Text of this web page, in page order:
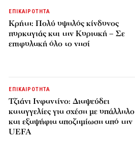
ΕΠΙΚΑΙΡΟΤΗΤΑ
Κρήτη: Πολύ υψηλός κίνδυνος
πυρκαγιάς και την Κυριακή – Σε
επιφυλακή όλο το νησί
ΕΠΙΚΑΙΡΟΤΗΤΑ
Τζιάνι Ινφαντίνο: Διαψεύδει
καταγγελίες για σχέση με υπάλληλο
και εξαψήφια αποζημίωση από την
UEFA